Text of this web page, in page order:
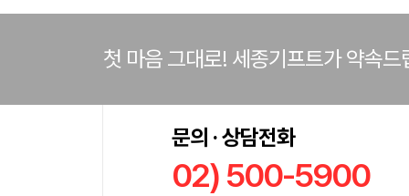
첫 마음 그대로! 세종기프트가 약속드
문의 · 상담전화
02) 500-5900